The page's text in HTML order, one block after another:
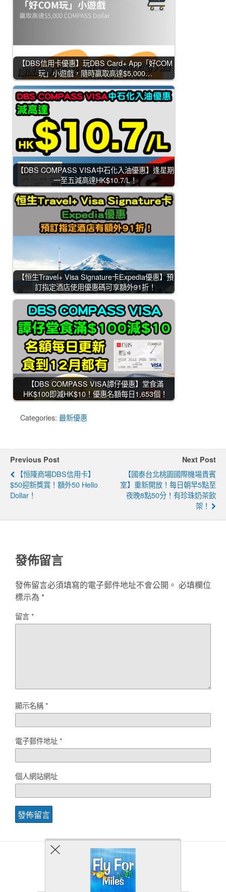
【DBS信用卡優惠】玩DBS Card+ App「好COM
玩」小遊戲，隨時贏取高達$5,000…
【DBS COMPASS VISA中石化入油優惠】逢星期
一至五減高達HK$10.7/L！
【恒生Travel+ Visa Signature卡Expedia優惠】預
訂指定酒店使用優惠碼可享額外91折！
【DBS COMPASS VISA譚仔優惠】堂食滿
HK$100即減HK$10！優惠名額每日1,653個！
Categories: 最新優惠
Previous Post
【恒隆商場DBS信用卡】
$50迎新獎賞！額外50 Hello
Dollar！
Next Post
【國泰台北桃園國際機場貴賓
室】重新開放！每日朝早5點至
夜晚8點50分！有珍珠奶茶飲
架！
發佈留言
發佈留言必須填寫的電子郵件地址不會公開。 必填欄位
標示為 *
留言*
顯示名稱*
電子郵件地址*
個人網站網址
Back to top